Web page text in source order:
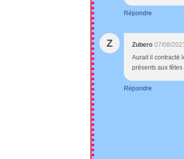
Répondre
Z Zubero 07/08/
Aurait il contracté
présents aux
Répondre